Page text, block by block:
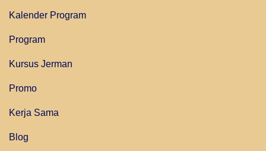
Kalender Program
Program
Kursus Jerman
Promo
Kerja Sama
Blog